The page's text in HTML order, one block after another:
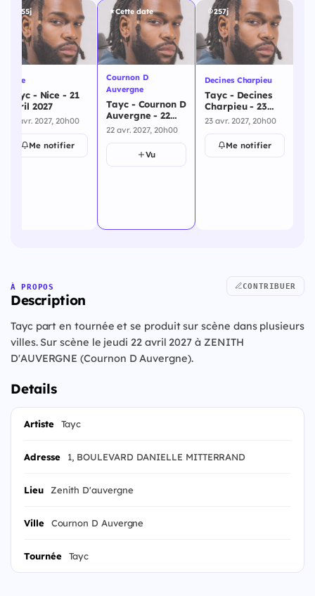
255j
Nice
Tayc - Nice - 21
avril 2027
21 avr. 2027, 20h00
Me notifier
Cette date
Cournon D
Auvergne
Tayc - Cournon D
Auvergne - 22
avril 2027
22 avr. 2027, 20h00
Vu
257j
Decines Charpieu
Tayc - Decines
Charpieu - 23
avril 2027
23 avr. 2027, 20h00
Me notifier
À PROPOS
Description
CONTRIBUER
Tayc part en tournée et se produit sur scène dans plusieurs
villes. Sur scène le jeudi 22 avril 2027 à ZENITH
D'AUVERGNE (Cournon D Auvergne).
Details
Artiste Tayc
Adresse 1, BOULEVARD DANIELLE MITTERRAND
Lieu Zenith D'auvergne
Ville Cournon D Auvergne
Tournée Tayc